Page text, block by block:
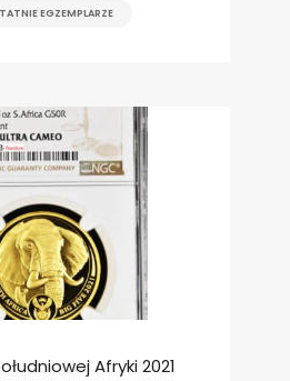
EGZEMPLARZE
Afryki 2021